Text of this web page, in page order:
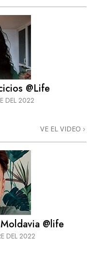
@Life
DEL 2022
VE EL VIDEO
@life
DEL 2022